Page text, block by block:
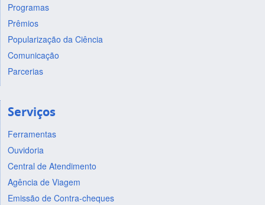
Programas
Prêmios
Popularização da Ciência
Comunicação
Parcerias
Serviços
Ferramentas
Ouvidoria
Central de Atendimento
Agência de Viagem
Emissão de Contra-cheques